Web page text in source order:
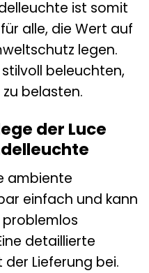
ist somit
alle, die Wert auf
legen.
beleuchten,
belasten.
der Luce
ambiente
einfach und kann
detaillierte
Lieferung bei.